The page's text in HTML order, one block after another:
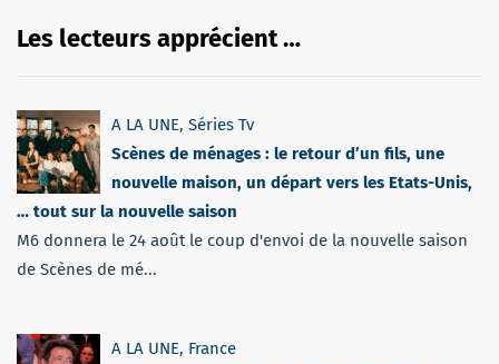
Les lecteurs apprécient …
A LA UNE, Séries Tv
Scènes de ménages : le retour d’un fils, une
nouvelle maison, un départ vers les Etats-Unis,
… tout sur la nouvelle saison
M6 donnera le 24 août le coup d'envoi de la nouvelle saison
de Scènes de mé...
A LA UNE, France